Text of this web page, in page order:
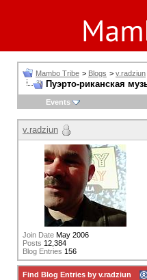
Mambo Tribe > Blogs > v.radziun
Пуэрто-риканская
Events
v.radziun
Join Date May 2006
Posts 12,384
Blog Entries 156
Find Blog Entries by v.radziun